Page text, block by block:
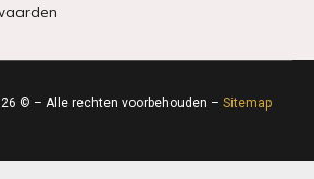
© – Alle rechten voorbehouden – Sitemap